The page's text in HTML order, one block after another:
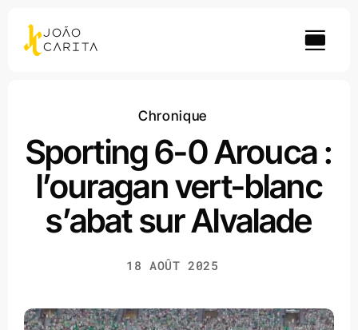
content
Chronique
Sporting 6-0 Arouca :
l’ouragan vert-blanc
s’abat sur Alvalade
18 AOÛT 2025